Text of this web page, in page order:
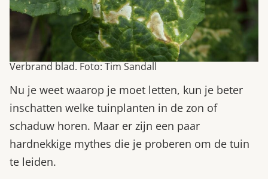
Verbrand blad. Foto: Tim Sandall
Nu je weet waarop je moet letten, kun je beter
inschatten welke tuinplanten in de zon of
schaduw horen. Maar er zijn een paar
hardnekkige mythes die je proberen om de tuin
te leiden.